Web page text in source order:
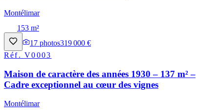
Montélimar
153 m²
17 photos319 000 €
Réf.V0003
Maison de caractère des années 1930 – 137 m² –
Cadre exceptionnel au cœur des vignes
Montélimar